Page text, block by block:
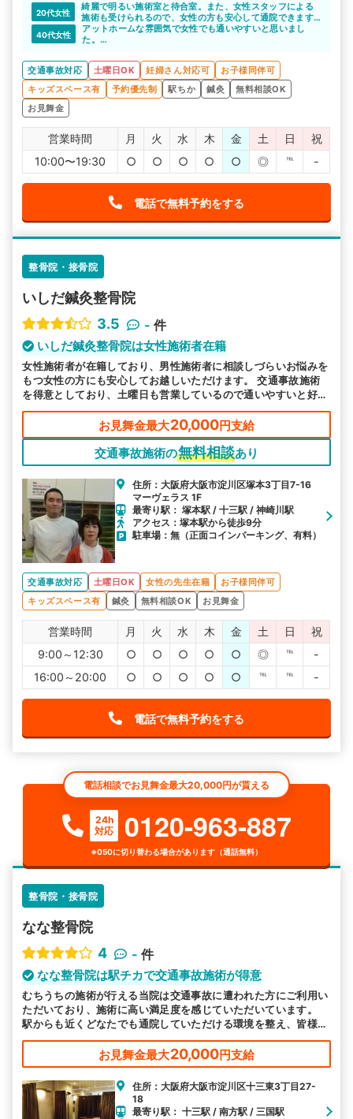
20代女性
綺麗で明るい施術室と待合室。また、女性スタッフによる
施術も受けられるので、女性の方も安心して通院できます
ね。
40代女性
アットホームな雰囲気で女性でも通いやすいと思いまし
た。
られているので、外から見える心配もないです。
交通事故対応 土曜日OK 妊婦さん対応可
お子様同伴可
キッズスペース有
予約優先制 駅ちか 鍼灸
無料相談OK
お見舞金
営業時間 月 火 水 木 金 土 日
祝
10:00〜19:30
○ ○ ○ ○ ○ ◎ ℡ -
電話で無料予約をする
整骨院・接骨院
いしだ鍼灸整骨院
3.5
- 件
いしだ鍼灸整骨院は女性施術者在籍
女性施術者が在籍しており、男性施術者に相談しづらいお悩みを
もつ女性の方にも安心してお越しいただけます。 交通事故施術
を得意としており、土曜日も営業しているので通いやすいと好評
です。
お見舞金最大20,000円支給
交通事故施術の無料相談あり
住所：大阪府大阪市淀川区塚本3丁目7-16
マーヴェラス 1F
最寄り駅： 塚本駅 / 十三駅 / 神崎川駅
アクセス：塚本駅から徒歩9分
駐車場：無（正面コインパーキング、有料）
交通事故対応 土曜日OK 女性の先生在籍
お子様同伴可
キッズスペース有
鍼灸 無料相談OK お見舞金
営業時間 月 火 水 木 金 土 日
祝
9:00～12:30
○ ○ ○ ○ ○ ◎ ℡
-
16:00～20:00
○ ○ ○ ○ ○ ℡ ℡ -
電話で無料予約をする
電話相談でお見舞金最大20,000円が貰える
24h
対応
0120-963-887
※050に切り替わる場合があります（通話無料）
整骨院・接骨院
なな整骨院
4
- 件
なな整骨院は駅チカで交通事故施術が得意
むちうちの施術が行える当院は交通事故に遭われた方にご利用い
ただいており、施術に高い満足度を感じていただいています。
駅からも近くどなたでも通院していただける環境を整え、皆様の
お越しをお待ちしております。
お見舞金最大20,000円支給
住所：大阪府大阪市淀川区十三東3丁目27-
18
最寄り駅： 十三駅 / 南方駅 / 三国駅